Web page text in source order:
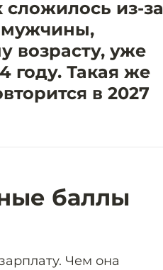
сложилось из-за
мужчины,
возрасту, уже
году. Такая же
в 2027
баллы
Чем она